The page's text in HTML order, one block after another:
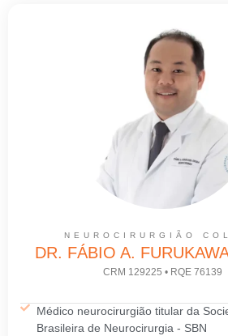
NEUROCIRURGIÃO
DR. FÁBIO A.
CRM 129225 • RQE 76139
Médico neurocirurgião titular da
Brasileira de Neurocirurgia - SBN